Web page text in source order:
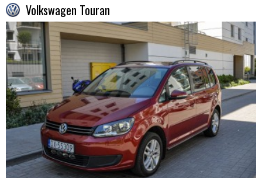
Volkswagen Touran